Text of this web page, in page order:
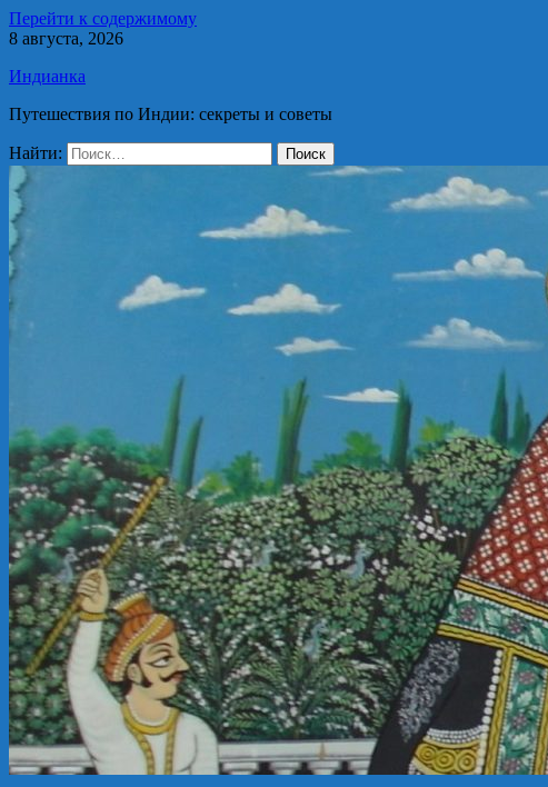
Перейти к содержимому
8 августа, 2026
Индианка
Путешествия по Индии: секреты и советы
Найти: